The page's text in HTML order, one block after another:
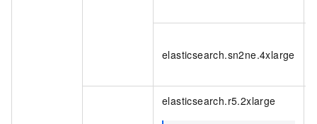
elasticsearch.sn2ne.4xlarge
elasticsearch.r5.2xlarge